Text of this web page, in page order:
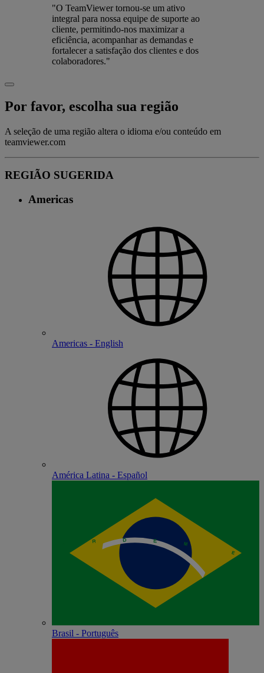
"O TeamViewer tornou-se um ativo
integral para nossa equipe de suporte ao
cliente, permitindo-nos maximizar a
eficiência, acompanhar as demandas e
fortalecer a satisfação dos clientes e dos
colaboradores."
Por favor, escolha sua região
A seleção de uma região altera o idioma e/ou conteúdo em
teamviewer.com
REGIÃO SUGERIDA
Americas
Americas - English
América Latina - Español
Brasil - Português